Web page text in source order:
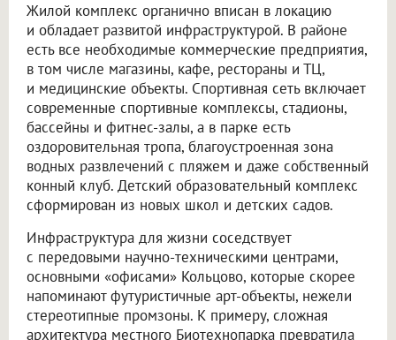
Жилой комплекс органично вписан в локацию
и обладает развитой инфраструктурой. В районе
есть все необходимые коммерческие предприятия,
в том числе магазины, кафе, рестораны и ТЦ,
и медицинские объекты. Спортивная сеть включает
современные спортивные комплексы, стадионы,
бассейны и фитнес-залы, а в парке есть
оздоровительная тропа, благоустроенная зона
водных развлечений с пляжем и даже собственный
конный клуб. Детский образовательный комплекс
сформирован из новых школ и детских садов.
Инфраструктура для жизни соседствует
с передовыми научно-техническими центрами,
основными «офисами» Кольцово, которые скорее
напоминают футуристичные арт-объекты, нежели
стереотипные промзоны. К примеру, сложная
архитектура местного Биотехнопарка превратила